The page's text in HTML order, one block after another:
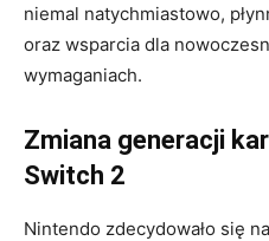
niemal natychmiastowo,
oraz wsparcia dla
wymaganiach.
Zmiana generacji
Switch 2
Nintendo zdecydowało się